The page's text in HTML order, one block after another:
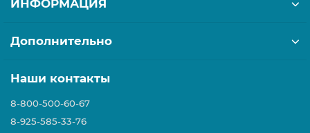
ИНФОРМАЦИЯ
Дополнительно
Наши контакты
8-800-500-60-67
8-925-585-33-76